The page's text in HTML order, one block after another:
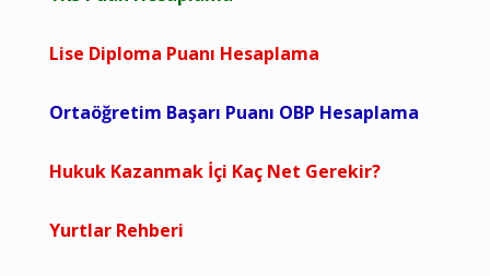
Lise Diploma Puanı Hesaplama
Ortaöğretim Başarı Puanı OBP Hesaplama
Hukuk Kazanmak İçi Kaç Net Gerekir?
Yurtlar Rehberi